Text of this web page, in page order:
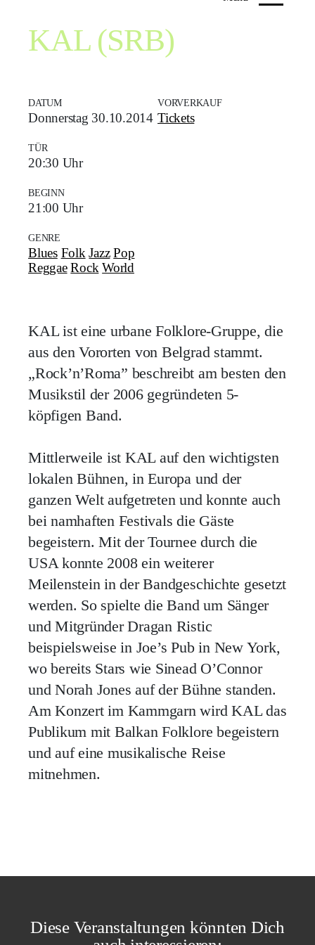
KAL (SRB)
DATUM
Donnerstag 30.10.2014
TÜR
20:30 Uhr
BEGINN
21:00 Uhr
GENRE
Blues Folk Jazz Pop
Reggae Rock World
VORVERKAUF
Tickets
KAL ist eine urbane Folklore-Gruppe, die
aus den Vororten von Belgrad stammt.
„Rock’n’Roma” beschreibt am besten den
Musikstil der 2006 gegründeten 5-
köpfigen Band.
Mittlerweile ist KAL auf den wichtigsten
lokalen Bühnen, in Europa und der
ganzen Welt aufgetreten und konnte auch
bei namhaften Festivals die Gäste
begeistern. Mit der Tournee durch die
USA konnte 2008 ein weiterer
Meilenstein in der Bandgeschichte gesetzt
werden. So spielte die Band um Sänger
und Mitgründer Dragan Ristic
beispielsweise in Joe’s Pub in New York,
wo bereits Stars wie Sinead O’Connor
und Norah Jones auf der Bühne standen.
Am Konzert im Kammgarn wird KAL das
Publikum mit Balkan Folklore begeistern
und auf eine musikalische Reise
mitnehmen.
Diese Veranstaltungen könnten Dich